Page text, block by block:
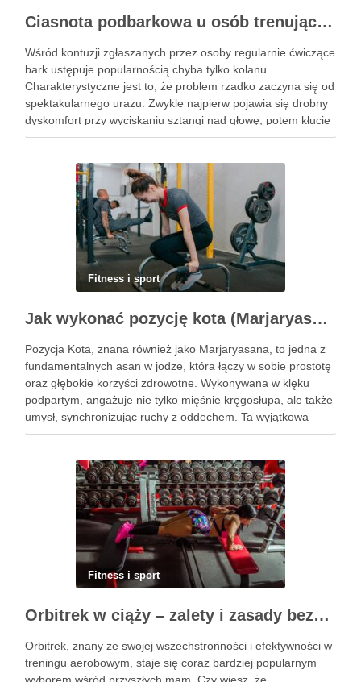
Ciasnota podbarkowa u osób trenujących – kiedy bark przestaje wybaczać błędy na siłowni
Wśród kontuzji zgłaszanych przez osoby regularnie ćwiczące
bark ustępuje popularnością chyba tylko kolanu.
Charakterystyczne jest to, że problem rzadko zaczyna się od
spektakularnego urazu. Zwykle najpierw pojawia się drobny
dyskomfort przy wyciskaniu sztangi nad głowę, potem kłucie
przy zakładaniu koszulki, a po kilku tygodniach ból budzi w
Fitness i sport
Jak wykonać pozycję kota (Marjaryasana) i jakie ma korzyści?
Pozycja Kota, znana również jako Marjaryasana, to jedna z
fundamentalnych asan w jodze, która łączy w sobie prostotę
oraz głębokie korzyści zdrowotne. Wykonywana w klęku
podpartym, angażuje nie tylko mięśnie kręgosłupa, ale także
umysł, synchronizując ruchy z oddechem. Ta wyjątkowa
praktyka nie tylko poprawia elastyczność ciała, ale również
Fitness i sport
Orbitrek w ciąży – zalety i zasady bezpiecznych ćwiczeń
Orbitrek, znany ze swojej wszechstronności i efektywności w
treningu aerobowym, staje się coraz bardziej popularnym